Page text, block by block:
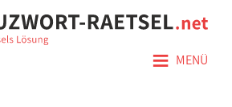
≡ MENÜ